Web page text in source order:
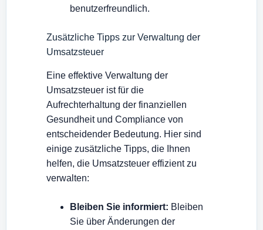
benutzerfreundlich.
Zusätzliche Tipps zur Verwaltung der
Umsatzsteuer
Eine effektive Verwaltung der
Umsatzsteuer ist für die
Aufrechterhaltung der finanziellen
Gesundheit und Compliance von
entscheidender Bedeutung. Hier sind
einige zusätzliche Tipps, die Ihnen
helfen, die Umsatzsteuer effizient zu
verwalten:
Bleiben Sie informiert: Bleiben
Sie über Änderungen der